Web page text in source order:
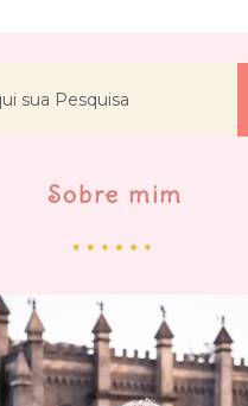
Sobre mim